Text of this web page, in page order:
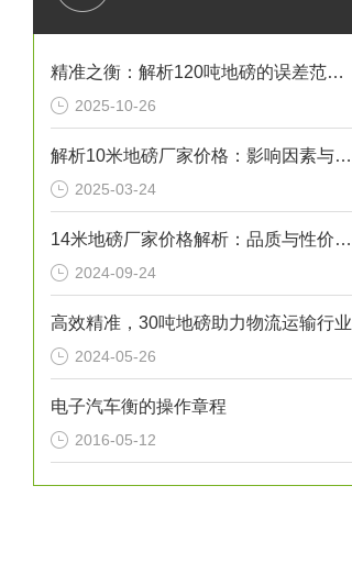
精准之衡：解析120吨地磅的误差范围与管理实践
2025-10-26
解析10米地磅厂家价格：影响因素与市场行情
2025-03-24
14米地磅厂家价格解析：品质与性价比的考量
2024-09-24
高效精准，30吨地磅助力物流运输行业
2024-05-26
电子汽车衡的操作章程
2016-05-12